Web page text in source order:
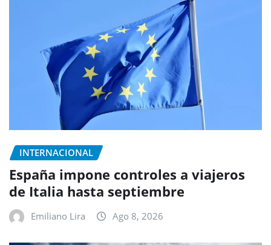
INTERNACIONAL
España impone controles a viajeros
de Italia hasta septiembre
Emiliano Lira Ago 8, 2026